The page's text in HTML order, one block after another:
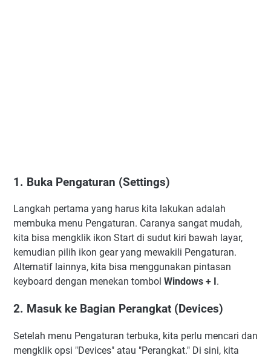
1. Buka Pengaturan (Settings)
Langkah pertama yang harus kita lakukan adalah
membuka menu Pengaturan. Caranya sangat mudah,
kita bisa mengklik ikon Start di sudut kiri bawah layar,
kemudian pilih ikon gear yang mewakili Pengaturan.
Alternatif lainnya, kita bisa menggunakan pintasan
keyboard dengan menekan tombol Windows + I .
2. Masuk ke Bagian Perangkat (Devices)
Setelah menu Pengaturan terbuka, kita perlu mencari dan
mengklik opsi "Devices" atau "Perangkat." Di sini, kita